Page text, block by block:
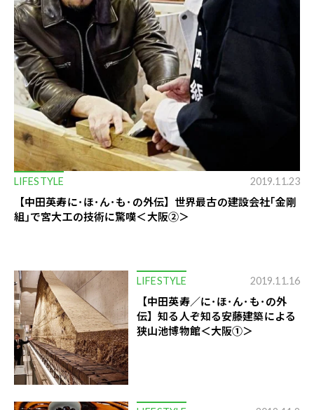
LIFESTYLE 2019.11.23
【中田英寿に･ほ･ん･も･の外伝】世界最古の建設会社｢金剛
組｣で宮大工の技術に驚嘆＜大阪②＞
LIFESTYLE 2019.11.16
【中田英寿／に･ほ･ん･も･の外
伝】知る人ぞ知る安藤建築による
狭山池博物館＜大阪①＞